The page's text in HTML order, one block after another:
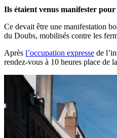
Ils étaient venus manifester
Ce devait être une manifestation
du Doubs, mobilisés contre les
Après l’occupation expresse de
rendez-vous à 10 heures place de